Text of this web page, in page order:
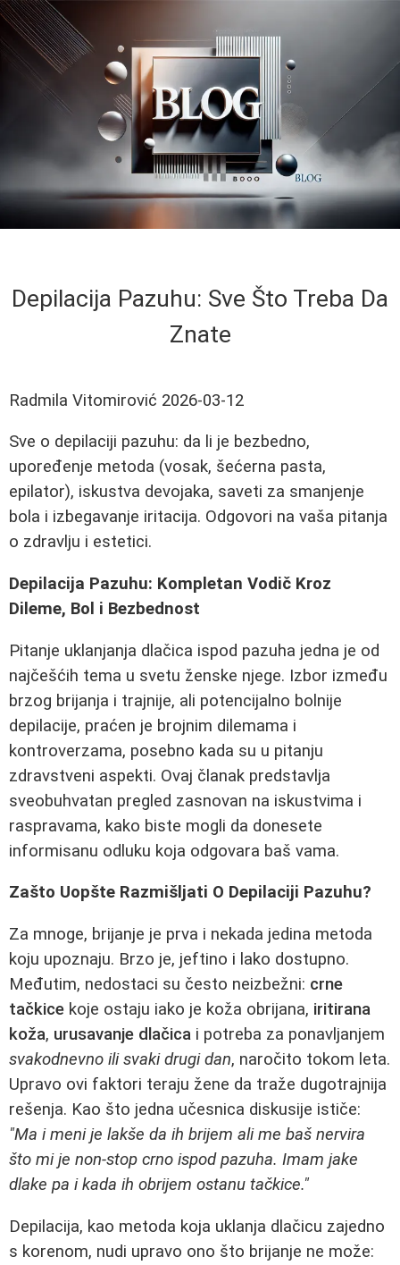
Depilacija Pazuhu: Sve Što Treba Da
Znate
Radmila Vitomirović 2026-03-12
Sve o depilaciji pazuhu: da li je bezbedno,
upoređenje metoda (vosak, šećerna pasta,
epilator), iskustva devojaka, saveti za smanjenje
bola i izbegavanje iritacija. Odgovori na vaša pitanja
o zdravlju i estetici.
Depilacija Pazuhu: Kompletan Vodič Kroz
Dileme, Bol i Bezbednost
Pitanje uklanjanja dlačica ispod pazuha jedna je od
najčešćih tema u svetu ženske njege. Izbor između
brzog brijanja i trajnije, ali potencijalno bolnije
depilacije, praćen je brojnim dilemama i
kontroverzama, posebno kada su u pitanju
zdravstveni aspekti. Ovaj članak predstavlja
sveobuhvatan pregled zasnovan na iskustvima i
raspravama, kako biste mogli da donesete
informisanu odluku koja odgovara baš vama.
Zašto Uopšte Razmišljati O Depilaciji Pazuhu?
Za mnoge, brijanje je prva i nekada jedina metoda
koju upoznaju. Brzo je, jeftino i lako dostupno.
Međutim, nedostaci su često neizbežni: crne
tačkice koje ostaju iako je koža obrijana, iritirana
koža, urusavanje dlačica i potreba za ponavljanjem
svakodnevno ili svaki drugi dan, naročito tokom leta.
Upravo ovi faktori teraju žene da traže dugotrajnija
rešenja. Kao što jedna učesnica diskusije ističe:
"Ma i meni je lakše da ih brijem ali me baš nervira
što mi je non-stop crno ispod pazuha. Imam jake
dlake pa i kada ih obrijem ostanu tačkice."
Depilacija, kao metoda koja uklanja dlačicu zajedno
s korenom, nudi upravo ono što brijanje ne može: